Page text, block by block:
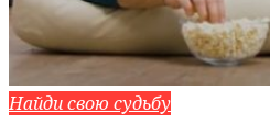
Найди свою судьбу